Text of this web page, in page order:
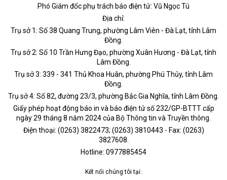
Phó Giám đốc phụ trách báo điện tử: Vũ Ngọc Tú
Địa chỉ:
Trụ sở 1: Số 38 Quang Trung, phường Lâm Viên - Đà Lạt, tỉnh Lâm
Đồng.
Trụ sở 2: Số 10 Trần Hưng Đạo, phường Xuân Hương - Đà Lạt, tỉnh
Lâm Đồng.
Trụ sở 3: 339 - 341 Thủ Khoa Huân, phường Phú Thủy, tỉnh Lâm
Đồng.
Trụ sở 4: Số 82, đường 23/3, phường Bắc Gia Nghĩa, tỉnh Lâm Đồng.
Giấy phép hoạt động báo in và báo điện tử số 232/GP-BTTT cấp
ngày 29 tháng 8 năm 2024 của Bộ Thông tin và Truyền thông.
Điện thoại: (0263) 3822473; (0263) 3810443 - Fax: (0263)
3827608.
Hotline: 0977885454
Kết nối chúng tôi tại: